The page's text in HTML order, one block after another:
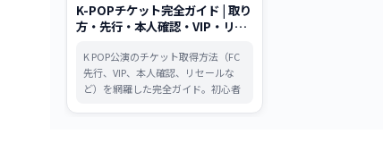
K-POPチケット完全ガイド | 取り
方・先行・本人確認・VIP・リセ
K POP公演のチケット取得方法（FC
先行、VIP、本人確認、リセールな
ど）を網羅した完全ガイド。初心者